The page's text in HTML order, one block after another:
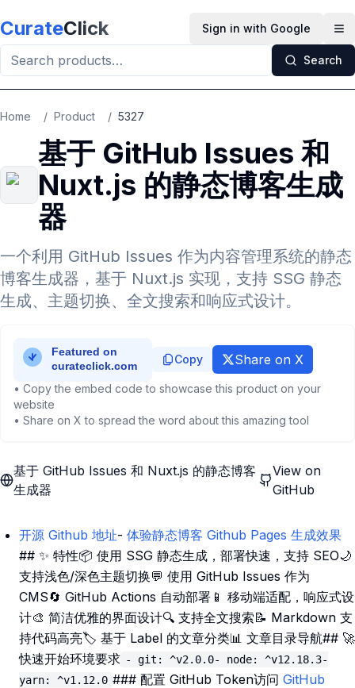
CurateClick Sign in with Google
Search
Home / Product / 5327
基于 GitHub Issues 和
Nuxt.js 的静态博客生成
器
一个利用 GitHub Issues 作为内容管理系统的静态
博客生成器，基于 Nuxt.js 实现，支持 SSG 静态
生成、主题切换、全文搜索和响应式设计。
Copy Share on X
• Copy the embed code to showcase this product on your
website
• Share on X to spread the word about this amazing tool
基于 GitHub Issues 和 Nuxt.js 的静态博客
生成器
View on
GitHub
开源 Github 地址- 体验静态博客 Github Pages 生成效果
## ✨ 特性📦 使用 SSG 静态生成，部署快速，支持 SEO🌙
支持浅色/深色主题切换💬 使用 GitHub Issues 作为
CMS🔄 GitHub Actions 自动部署📱 移动端适配，响应式设
计🎨 简洁优雅的界面设计🔍 支持全文搜索📝 Markdown 支
持代码高亮🏷️ 基于 Label 的文章分类📊 文章目录导航## 🚀
快速开始环境要求 - git: ^v2.0.0- node: ^v12.18.3-
yarn: ^v1.12.0 ### 配置 GitHub Token访问 GitHub